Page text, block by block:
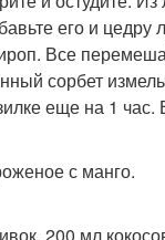
его и цедру
Все
сорбет
еще на 1
с манго.